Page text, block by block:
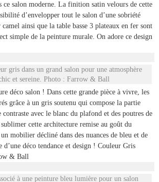
ce salon moderne. La finition satin velours de cette
d’envelopper tout le salon d’une sobriété
ainsi que la table basse 3 plateaux en fer sont
simple de la peinture murale. On adore ce design
gris dans un grand salon pour une atmosphère
et sereine. Photo : Farrow & Ball
déco salon ! Dans cette grande pièce à vivre, les
grâce à un gris soutenu qui compose la partie
avec le blanc du plafond et des poutres de
cette architecture remise au goût du
mobilier décliné dans des nuances de bleu et de
d’une déco tendance et design ! Couleur Gris
& Ball
à une peinture bleu lumière pour un salon